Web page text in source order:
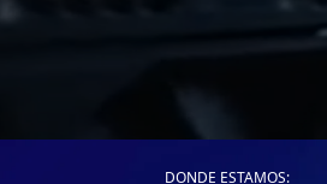
DONDE ESTAMOS: